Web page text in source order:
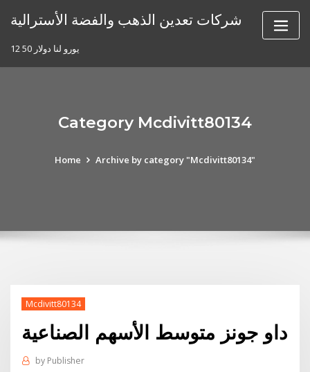
شركات تعدين الذهب والفضة الأسترالية
12 50 يورو لنا دولار
Category Mcdivitt80134
Home Archive by category "Mcdivitt80134"
Mcdivitt80134
داو جونز متوسط ​​الأسهم الصناعية
by Publisher